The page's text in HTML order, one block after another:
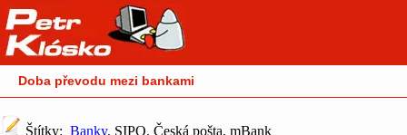
Doba převodu mezi bankami
Štítky: Banky, SIPO, Česká pošta, mBank